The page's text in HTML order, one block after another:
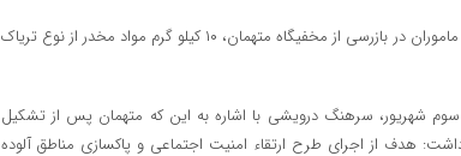
فرمانده انتظامی شهرستان نوشهر تصریح کرد: ماموران در بازرسی از مخفیگاه متهمان، ۱۰ کیلو گرم مواد مخدر از نوع تریاک
شهریور، سرهنگ درویشی با اشاره به این که متهمان پس از تشکیل
هدف از اجرای طرح ارتقاء امنیت اجتماعی و پاکسازی مناطق آلوده